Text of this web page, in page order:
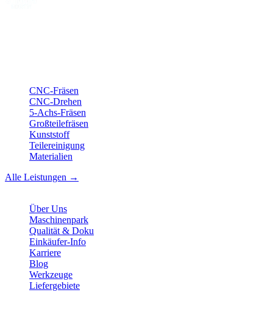
CNC-Fräsen
CNC-Drehen
5-Achs-Fräsen
Großteilefräsen
Kunststoff
Teilereinigung
Materialien
Alle Leistungen →
Über Uns
Maschinenpark
Qualität & Doku
Einkäufer-Info
Karriere
Blog
Werkzeuge
Liefergebiete